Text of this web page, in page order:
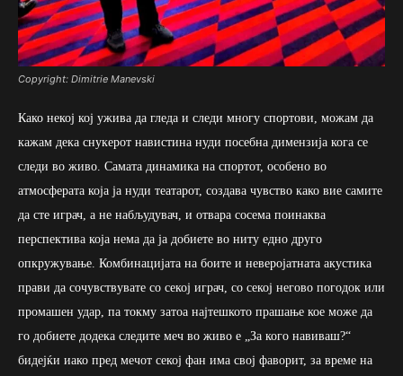
Copyright: Dimitrie Manevski
Како некој кој ужива да гледа и следи многу спортови, можам да
кажам дека снукерот навистина нуди посебна димензија кога се
следи во живо. Самата динамика на спортот, особено во
атмосферата која ја нуди театарот, создава чувство како вие самите
да сте играч, а не набљудувач, и отвара сосема поинаква
перспектива која нема да ја добиете во ниту едно друго
опкружување. Комбинацијата на боите и неверојатната акустика
прави да сочувствувате со секој играч, со секој негово погодок или
промашен удар, па токму затоа најтешкото прашање кое може да
го добиете додека следите меч во живо е „За кого навиваш?“
бидејќи иако пред мечот секој фан има свој фаворит, за време на